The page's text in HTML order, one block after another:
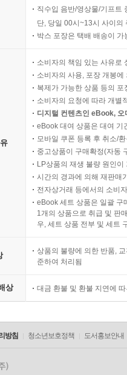
직수입 음반/영상물/기프트
단, 당일 00시~13시 사이의
박스 포장은 택배 배송이
소비자의 책임 있는 사유로
소비자의 사용, 포장 개봉
복제가 가능한 상품 등의
소비자의 요청에 따라 개별
디지털 컨텐츠인 eBook,
eBook 대여 상품은 대여 기
모바일 쿠폰 등록 후 취소/
중고상품이 구매확정(자동
LP상품의 재생 불량 원인
시간의 경과에 의해 재판매
전자상거래 등에서의 소비
eBook 세트 상품은 일괄 구
1개의 상품으로 취급 및 판
우, 세트 상품 전부 및 세트
상품의 불량에 의한 반품,
준하여 처리됨
상 대금 환불 및 환불 지연에
방침 청소년보호정책 도서홍보안내